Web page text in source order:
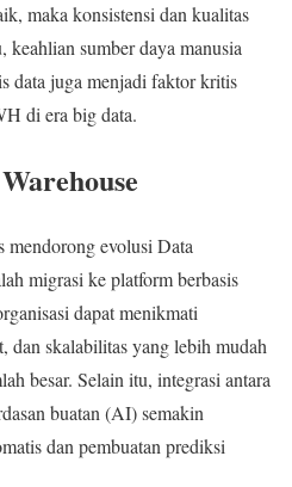
maka konsistensi dan kualitas
keahlian sumber daya manusia
data juga menjadi faktor kritis
di era big data.
mendorong evolusi Data
migrasi ke platform berbasis
dapat menikmati
dan skalabilitas yang lebih mudah
besar. Selain itu, integrasi antara
buatan (AI) semakin
dan pembuatan prediksi